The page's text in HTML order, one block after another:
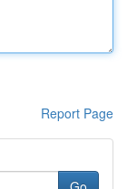
Report Page